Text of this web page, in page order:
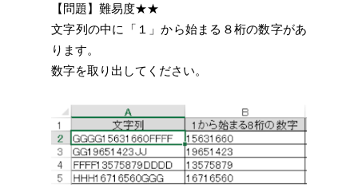
【問題】難易度★★
文字列の中に「１」から始まる８桁の数字があ
ります。
数字を取り出してください。